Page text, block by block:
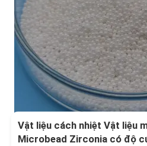
Vật liệu cách nhiệt Vật liệu
Microbead Zirconia có độ